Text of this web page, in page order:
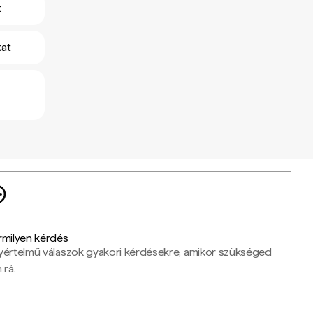
kérdés
válaszok gyakori kérdésekre, amikor szükséged
rá.